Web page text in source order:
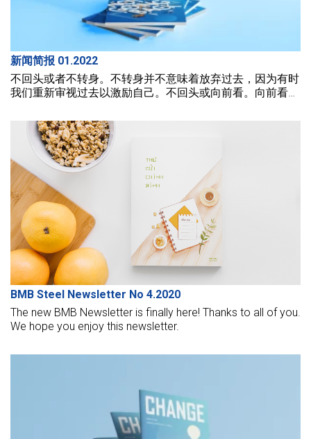
新闻简报 01.2022
不回头或者不转身。不转身并不意味着放弃过去，因为有时
我们重新审视过去以激励自己。不回头或向前看。向前看是
头是直视前方，把黑暗抛在身后。
BMB Steel Newsletter No 4.2020
The new BMB Newsletter is finally here! Thanks to all of you.
We hope you enjoy this newsletter.